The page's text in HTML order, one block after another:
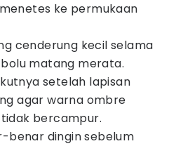
ke permukaan
cenderung kecil selama
matang merata.
setelah lapisan
agar warna ombre
bercampur.
benar dingin sebelum